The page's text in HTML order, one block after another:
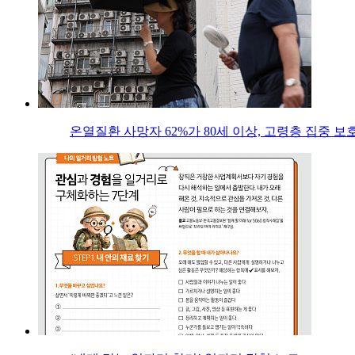
온열질환 사망자 62%가 80세 이상, 고령층 집중 보